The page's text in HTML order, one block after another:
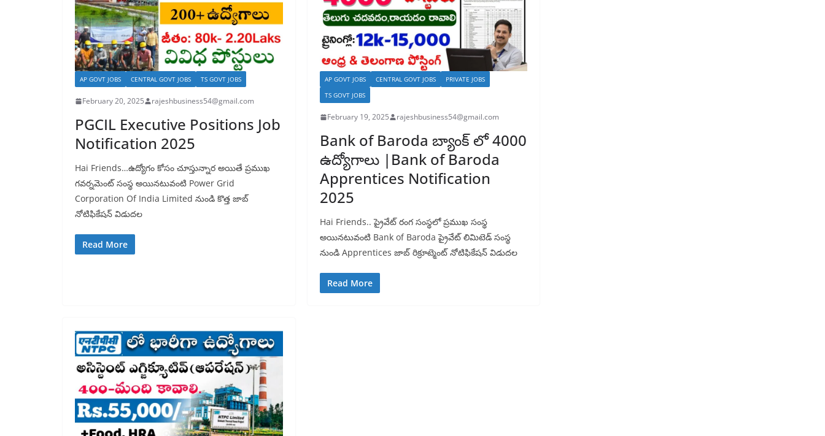
AP GOVT JOBS CENTRAL GOVT JOBS TS GOVT JOBS
February 20, 2025 rajeshbusiness54@gmail.com
PGCIL Executive Positions Job
Notification 2025
Hai Friends…ఉద్యోగం కోసం చూస్తున్నార అయితే ప్రముఖ
గవర్నమెంట్ సంస్థ అయినటువంటి Power Grid
Corporation Of India Limited నుండి కొత్త జాబ్
నోటిఫికేషన్ విడుదల
Read More
AP GOVT JOBS CENTRAL GOVT JOBS
PRIVATE JOBS
TS GOVT JOBS
February 19, 2025 rajeshbusiness54@gmail.com
Bank of Baroda బ్యాంక్ లో 4000
ఉద్యోగాలు |Bank of Baroda
Apprentices Notification
2025
Hai Friends.. ప్రైవేట్ రంగ సంస్థలో ప్రముఖ సంస్థ
అయినటువంటి Bank of Baroda ప్రైవేట్ లిమిటెడ్ సంస్థ
నుండి Apprentices జాబ్ రిక్రూట్మెంట్ నోటిఫికేషన్ విడుదల
Read More